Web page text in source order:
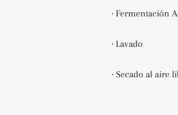
· Fermentación
· Lavado
· Secado al aire